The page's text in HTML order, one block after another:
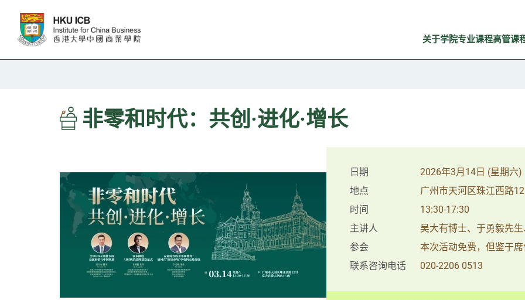
关于学院专业课程高管课
非零和时代：共创·进化·增长
日期
2026年3月14日 (星期六)
地点
广州市天河区珠江西路
时间
13:30-17:30
主讲人
吴大有博士、于勇毅先
参会
本次活动免费，但鉴于
联系咨询电话
020-2206 0513